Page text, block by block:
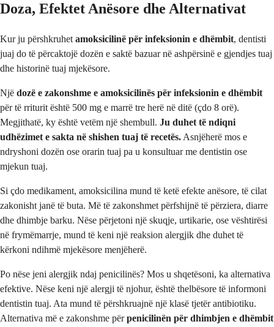
Doza, Efektet Anësore dhe Alternativat
Kur ju përshkruhet amoksicilinë për infeksionin e dhëmbit, dentisti
juaj do të përcaktojë dozën e saktë bazuar në ashpërsinë e gjendjes tuaj
dhe historinë tuaj mjekësore.
Një dozë e zakonshme e amoksicilinës për infeksionin e dhëmbit
për të rriturit është 500 mg e marrë tre herë në ditë (çdo 8 orë).
Megjithatë, ky është vetëm një shembull. Ju duhet të ndiqni
udhëzimet e sakta në shishen tuaj të recetës. Asnjëherë mos e
ndryshoni dozën ose orarin tuaj pa u konsultuar me dentistin ose
mjekun tuaj.
Si çdo medikament, amoksicilina mund të ketë efekte anësore, të cilat
zakonisht janë të buta. Më të zakonshmet përfshijnë të përziera, diarre
dhe dhimbje barku. Nëse përjetoni një skuqje, urtikarie, ose vështirësi
në frymëmarrje, mund të keni një reaksion alergjik dhe duhet të
kërkoni ndihmë mjekësore menjëherë.
Po nëse jeni alergjik ndaj penicilinës? Mos u shqetësoni, ka alternativa
efektive. Nëse keni një alergji të njohur, është thelbësore të informoni
dentistin tuaj. Ata mund të përshkruajnë një klasë tjetër antibiotiku.
Alternativa më e zakonshme përpenicilinën për dhimbjen e dhëmbit